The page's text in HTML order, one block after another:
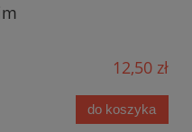
12,50 zł
do koszyka